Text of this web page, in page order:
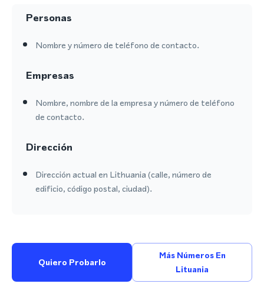
Personas
Nombre y número de teléfono de contacto.
Empresas
Nombre, nombre de la empresa y número de teléfono
de contacto.
Dirección
Dirección actual en Lithuania (calle, número de
edificio, código postal, ciudad).
Quiero Probarlo
Más Números En
Lituania